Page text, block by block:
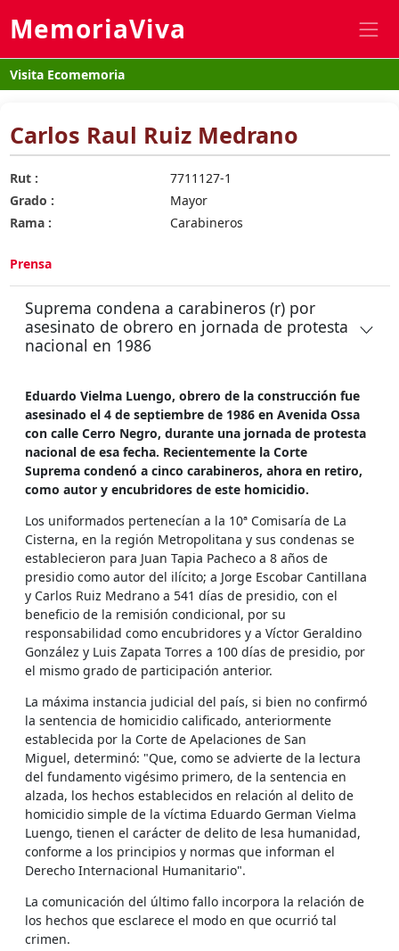
MemoriaViva
Visita Ecomemoria
Carlos Raul Ruiz Medrano
Rut :
7711127-1
Grado :
Mayor
Rama :
Carabineros
Prensa
Suprema condena a carabineros (r) por
asesinato de obrero en jornada de protesta
nacional en 1986
Eduardo Vielma Luengo, obrero de la construcción fue
asesinado el 4 de septiembre de 1986 en Avenida Ossa
con calle Cerro Negro, durante una jornada de protesta
nacional de esa fecha. Recientemente la Corte
Suprema condenó a cinco carabineros, ahora en retiro,
como autor y encubridores de este homicidio.
Los uniformados pertenecían a la 10ª Comisaría de La
Cisterna, en la región Metropolitana y sus condenas se
establecieron para Juan Tapia Pacheco a 8 años de
presidio como autor del ilícito; a Jorge Escobar Cantillana
y Carlos Ruiz Medrano a 541 días de presidio, con el
beneficio de la remisión condicional, por su
responsabilidad como encubridores y a Víctor Geraldino
González y Luis Zapata Torres a 100 días de presidio, por
el mismo grado de participación anterior.
La máxima instancia judicial del país, si bien no confirmó
la sentencia de homicidio calificado, anteriormente
establecida por la Corte de Apelaciones de San
Miguel, determinó: "Que, como se advierte de la lectura
del fundamento vigésimo primero, de la sentencia en
alzada, los hechos establecidos en relación al delito de
homicidio simple de la víctima Eduardo German Vielma
Luengo, tienen el carácter de delito de lesa humanidad,
conforme a los principios y normas que informan el
Derecho Internacional Humanitario".
La comunicación del último fallo incorpora la relación de
los hechos que esclarece el modo en que ocurrió tal
crimen.